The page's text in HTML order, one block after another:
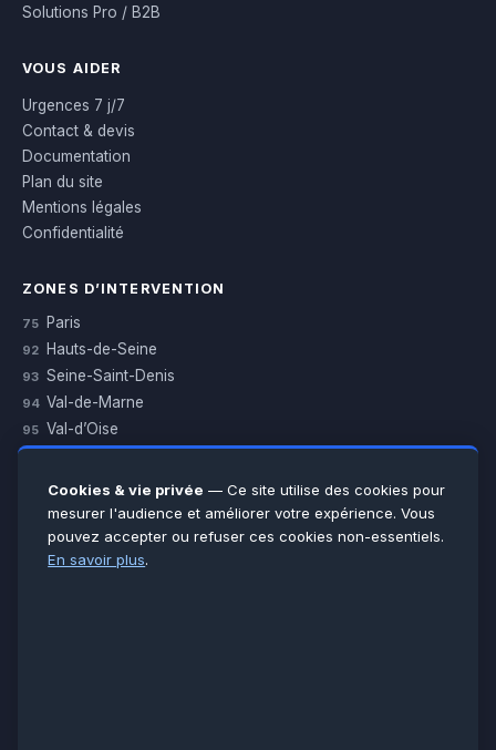
Solutions Pro / B2B
VOUS AIDER
Urgences 7 j/7
Contact & devis
Documentation
Plan du site
Mentions légales
Confidentialité
ZONES D’INTERVENTION
75 Paris
92 Hauts-de-Seine
93 Seine-Saint-Denis
94 Val-de-Marne
95 Val-d’Oise
Essonne
Seine-et-Marne
Voir toutes les villes →
Cookies & vie privée — Ce site utilise des cookies pour
mesurer l'audience et améliorer votre expérience. Vous
pouvez accepter ou refuser ces cookies non-essentiels.
En savoir plus.